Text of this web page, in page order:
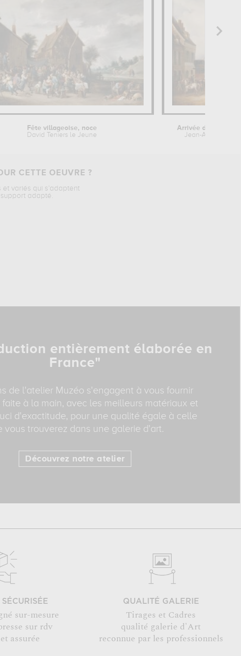
Fête villageoise, noce
David Teniers le Jeune
Arrivée d'une
Jean-Auguste
CETTE OEUVRE ?
et variés qui s’adaptent
adapté.
entièrement élaborée en
France"
de l'atelier Muzéo s'engagent à vous fournir
faite à la main, avec les meilleurs matériaux et
d'exactitude, pour une qualité égale à celle
vous trouverez dans une galerie d'art.
Découvrez notre atelier
sur-mesure
sur rdv
assurée
QUALITÉ GALERIE
Tirages et Cadres
qualité galerie d'Art
reconnue par les professionnels